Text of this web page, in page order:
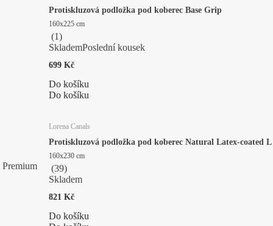
Protiskluzová podložka pod koberec Base Grip
160x225 cm
(1)
SklademPoslední kousek
699 Kč
Do košíku
Do košíku
Premium
Lorena Canals
Protiskluzová podložka pod koberec Natural Latex-coated L
160x230 cm
(39)
Skladem
821 Kč
Do košíku